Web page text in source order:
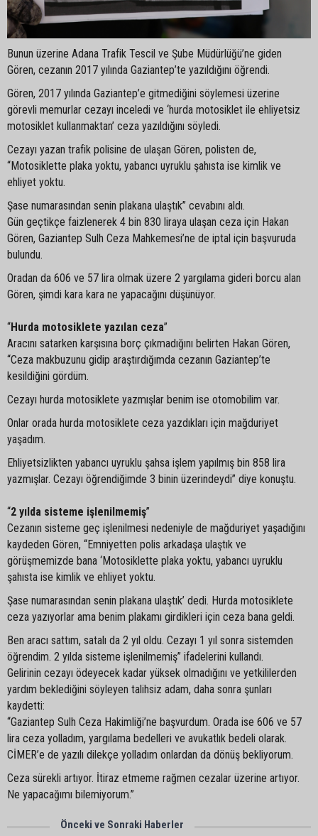
Bunun üzerine Adana Trafik Tescil ve Şube Müdürlüğü’ne giden
Gören, cezanın 2017 yılında Gaziantep’te yazıldığını öğrendi.
Gören, 2017 yılında Gaziantep’e gitmediğini söylemesi üzerine
görevli memurlar cezayı inceledi ve ‘hurda motosiklet ile ehliyetsiz
motosiklet kullanmaktan’ ceza yazıldığını söyledi.
Cezayı yazan trafik polisine de ulaşan Gören, polisten de,
“Motosiklette plaka yoktu, yabancı uyruklu şahısta ise kimlik ve
ehliyet yoktu.
Şase numarasından senin plakana ulaştık” cevabını aldı.
Gün geçtikçe faizlenerek 4 bin 830 liraya ulaşan ceza için Hakan
Gören, Gaziantep Sulh Ceza Mahkemesi’ne de iptal için başvuruda
bulundu.
Oradan da 606 ve 57 lira olmak üzere 2 yargılama gideri borcu alan
Gören, şimdi kara kara ne yapacağını düşünüyor.
“Hurda motosiklete yazılan ceza”
Aracını satarken karşısına borç çıkmadığını belirten Hakan Gören,
“Ceza makbuzunu gidip araştırdığımda cezanın Gaziantep’te
kesildiğini gördüm.
Cezayı hurda motosiklete yazmışlar benim ise otomobilim var.
Onlar orada hurda motosiklete ceza yazdıkları için mağduriyet
yaşadım.
Ehliyetsizlikten yabancı uyruklu şahsa işlem yapılmış bin 858 lira
yazmışlar. Cezayı öğrendiğimde 3 binin üzerindeydi” diye konuştu.
“2 yılda sisteme işlenilmemiş”
Cezanın sisteme geç işlenilmesi nedeniyle de mağduriyet yaşadığını
kaydeden Gören, “Emniyetten polis arkadaşa ulaştık ve
görüşmemizde bana ‘Motosiklette plaka yoktu, yabancı uyruklu
şahısta ise kimlik ve ehliyet yoktu.
Şase numarasından senin plakana ulaştık’ dedi. Hurda motosiklete
ceza yazıyorlar ama benim plakamı girdikleri için ceza bana geldi.
Ben aracı sattım, satalı da 2 yıl oldu. Cezayı 1 yıl sonra sistemden
öğrendim. 2 yılda sisteme işlenilmemiş” ifadelerini kullandı.
Gelirinin cezayı ödeyecek kadar yüksek olmadığını ve yetkililerden
yardım beklediğini söyleyen talihsiz adam, daha sonra şunları
kaydetti:
“Gaziantep Sulh Ceza Hakimliği’ne başvurdum. Orada ise 606 ve 57
lira ceza yolladım, yargılama bedelleri ve avukatlık bedeli olarak.
CİMER’e de yazılı dilekçe yolladım onlardan da dönüş bekliyorum.
Ceza sürekli artıyor. İtiraz etmeme rağmen cezalar üzerine artıyor.
Ne yapacağımı bilemiyorum.”
Önceki ve Sonraki Haberler